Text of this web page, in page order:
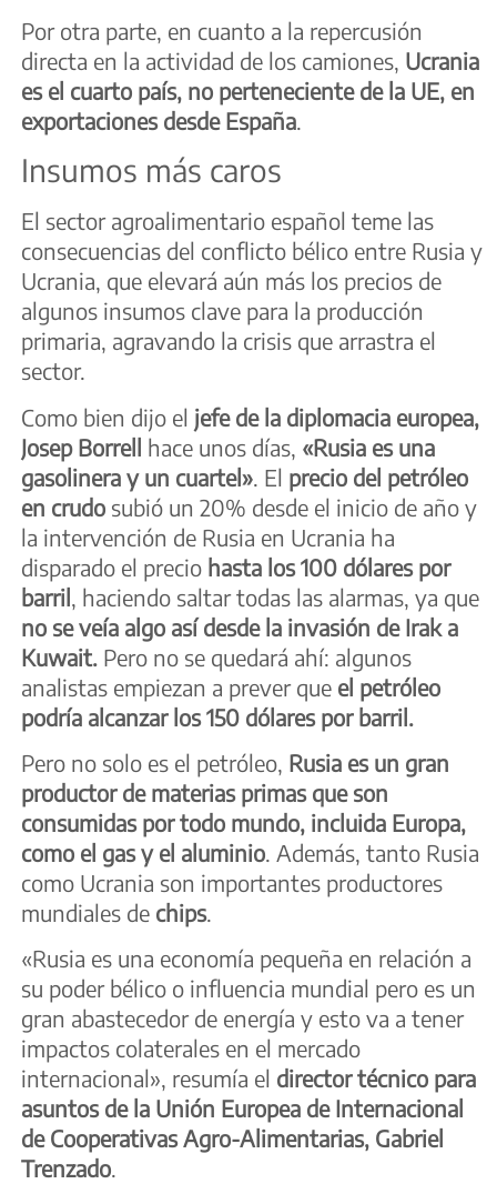
Por otra parte, en cuanto a la repercusión
directa en la actividad de los camiones, Ucrania
es el cuarto país, no perteneciente de la UE, en
exportaciones desde España
Insumos más caros
El sector agroalimentario español teme las
consecuencias del conflicto bélico entre Rusia y
Ucrania, que elevará aún más los precios de
algunos insumos clave para la producción
primaria, agravando la crisis que arrastra el
sector.
Como bien dijo el jefe de la diplomacia europea,
Josep Borrell hace unos días, «Rusia es una
gasolinera y un cuartel» . El precio del petróleo
en crudo subió un 20% desde el inicio de año y
la intervención de Rusia en Ucrania ha
disparado el precio hasta los 100 dólares por
barril , haciendo saltar todas las alarmas, ya que
no se veía algo así desde la invasión de Irak a
Kuwait. Pero no se quedará ahí: algunos
analistas empiezan a prever que el petróleo
podría alcanzar los 150 dólares por barril.
Pero no solo es el petróleo, Rusia es un gran
productor de materias primas que son
consumidas por todo mundo, incluida Europa,
como el gas y el aluminio . Además, tanto Rusia
como Ucrania son importantes productores
mundiales de chips.
«Rusia es una economía pequeña en relación a
su poder bélico o influencia mundial pero es un
gran abastecedor de energía y esto va a tener
impactos colaterales en el mercado
internacional», resumía el director técnico para
asuntos de la Unión Europea de Internacional
de Cooperativas Agro-Alimentarias, Gabriel
Trenzado.